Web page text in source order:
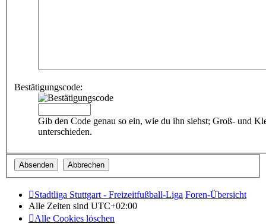
Bestätigungscode:
Gib den Code genau so ein, wie du ihn siehst; Groß- und
unterschieden.
Stadtliga Stuttgart - Freizeitfußball-Liga Foren-Übersicht
Alle Zeiten sind UTC+02:00
Alle Cookies löschen